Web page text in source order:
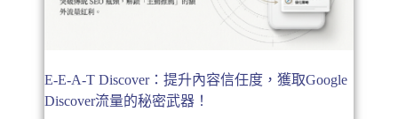
E-E-A-T Discover：提升內容信任度，獲取Google
Discover流量的秘密武器！